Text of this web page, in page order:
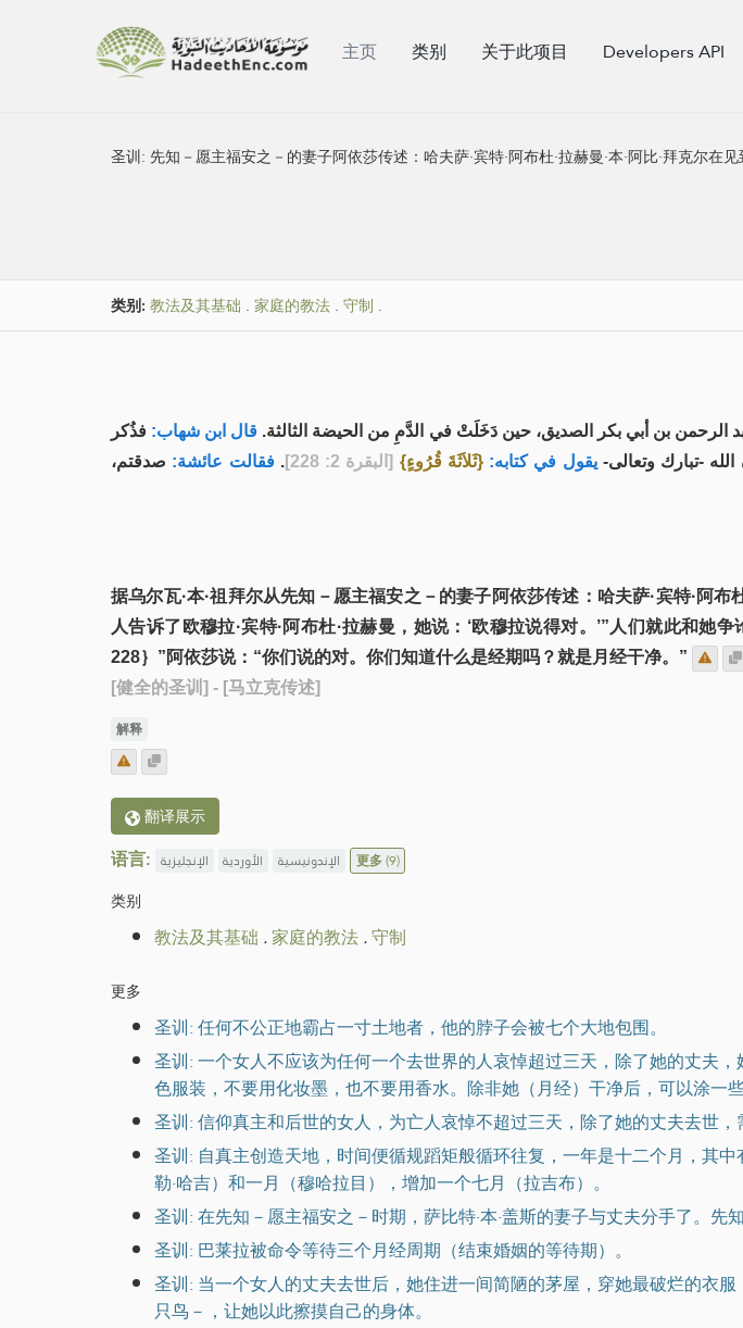
主页 类别 关于此项目 Developers API
圣训:先知－愿主福安之－的妻子阿依莎传述：哈夫萨·宾特·阿布杜·拉赫曼·本·阿比·拜克尔在
类别: 教法及其基础 . 家庭的教法 . 守制 .
بن أبي بكر الصديق، حين دَخَلَتْ في الدَّمِ من الحيضة الثالثة. قال ابن شهاب: فذُكر
الله -تبارك وتعالى- يقول في كتابه: {ثَلاَثَةَ قُرُوءٍ} [البقرة 2: 228] . فقالت عائشة: صدقتم،
据乌尔瓦·本·祖拜尔从先知－愿主福安之－的妻子阿依莎传述：哈夫萨·宾特·阿
人告诉了欧穆拉·宾特·阿布杜·拉赫曼，她说：‘欧穆拉说得对。’”人们就此和
228｝”阿依莎说：“你们说的对。你们知道什么是经期吗？就是月经干净。”
[健全的圣训] - [马立克传述]
解释
翻译展示
语言: الإنجليزية الأوردية الإندونيسية 更多(9)
类别
教法及其基础 .家庭的教法.守制
更多
圣训: 任何不公正地霸占一寸土地者，他的脖子会被七个大地包围。
圣训: 一个女人不应该为任何一个去世界的人哀悼超过三天，除了她的丈夫
色服装，不要用化妆墨，也不要用香水。除非她（月经）干净后，可以涂一
圣训: 信仰真主和后世的女人，为亡人哀悼不超过三天，除了她的丈夫去世，
圣训: 自真主创造天地，时间便循规蹈矩般循环往复，一年是十二个月，其
勒·哈吉）和一月（穆哈拉目），增加一个七月（拉吉布）。
圣训: 在先知－愿主福安之－时期，萨比特∙本∙盖斯的妻子与丈夫分手了。先
圣训: 巴莱拉被命令等待三个月经周期（结束婚姻的等待期）。
圣训: 当一个女人的丈夫去世后，她住进一间简陋的茅屋，穿她最破烂的衣
只鸟－，让她以此擦摸自己的身体。